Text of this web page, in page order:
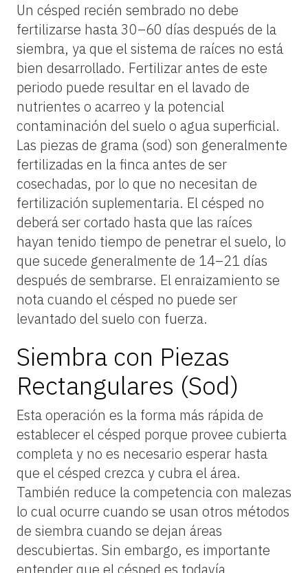
Un césped recién sembrado no debe
fertilizarse hasta 30–60 días después de la
siembra, ya que el sistema de raíces no está
bien desarrollado. Fertilizar antes de este
periodo puede resultar en el lavado de
nutrientes o acarreo y la potencial
contaminación del suelo o agua superficial.
Las piezas de grama (sod) son generalmente
fertilizadas en la finca antes de ser
cosechadas, por lo que no necesitan de
fertilización suplementaria. El césped no
deberá ser cortado hasta que las raíces
hayan tenido tiempo de penetrar el suelo, lo
que sucede generalmente de 14–21 días
después de sembrarse. El enraizamiento se
nota cuando el césped no puede ser
levantado del suelo con fuerza.
Siembra con Piezas
Rectangulares (Sod)
Esta operación es la forma más rápida de
establecer el césped porque provee cubierta
completa y no es necesario esperar hasta
que el césped crezca y cubra el área.
También reduce la competencia con malezas
lo cual ocurre cuando se usan otros métodos
de siembra cuando se dejan áreas
descubiertas. Sin embargo, es importante